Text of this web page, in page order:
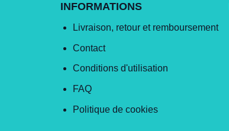
INFORMATIONS
Livraison, retour et remboursement
Contact
Conditions d'utilisation
FAQ
Politique de cookies